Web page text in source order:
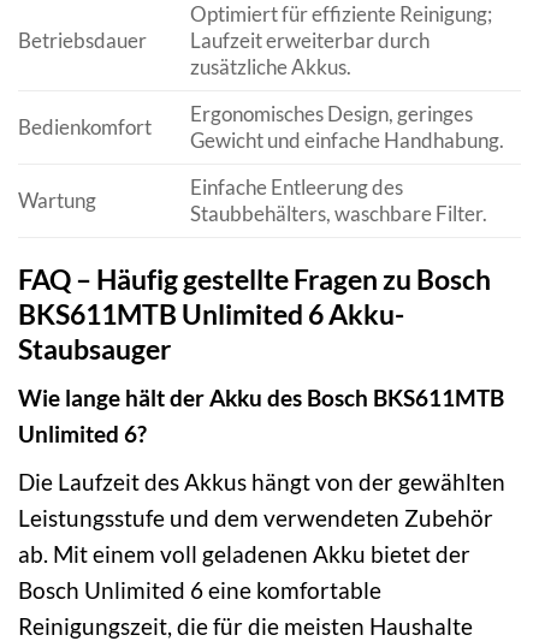
Betriebsdauer
Optimiert für effiziente Reinigung;
Laufzeit erweiterbar durch
zusätzliche Akkus.
Bedienkomfort
Ergonomisches Design, geringes
Gewicht und einfache Handhabung.
Wartung
Einfache Entleerung des
Staubbehälters, waschbare Filter.
FAQ – Häufig gestellte Fragen zu Bosch
BKS611MTB Unlimited 6 Akku-
Staubsauger
Wie lange hält der Akku des Bosch BKS611MTB
Unlimited 6?
Die Laufzeit des Akkus hängt von der gewählten
Leistungsstufe und dem verwendeten Zubehör
ab. Mit einem voll geladenen Akku bietet der
Bosch Unlimited 6 eine komfortable
Reinigungszeit, die für die meisten Haushalte